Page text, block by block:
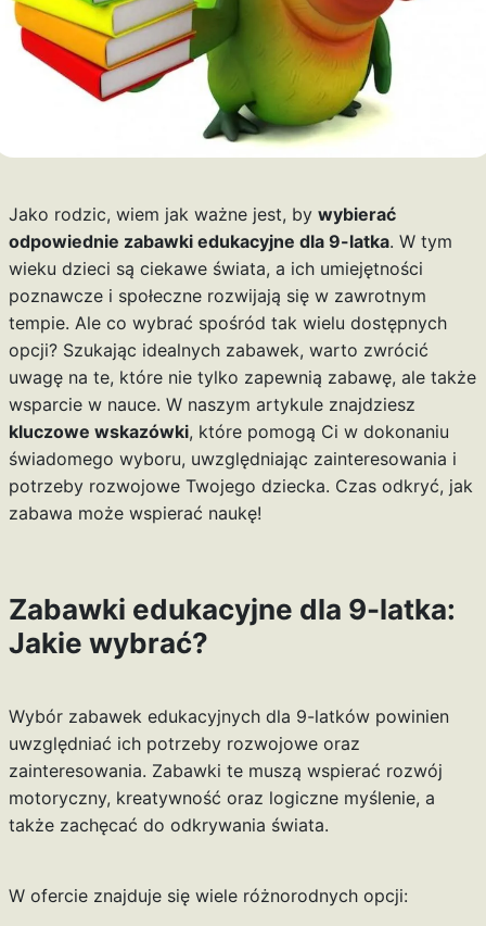
Jako rodzic, wiem jak ważne jest, by wybierać
odpowiednie zabawki edukacyjne dla 9-latka. W tym
wieku dzieci są ciekawe świata, a ich umiejętności
poznawcze i społeczne rozwijają się w zawrotnym
tempie. Ale co wybrać spośród tak wielu dostępnych
opcji? Szukając idealnych zabawek, warto zwrócić
uwagę na te, które nie tylko zapewnią zabawę, ale także
wsparcie w nauce. W naszym artykule znajdziesz
kluczowe wskazówki, które pomogą Ci w dokonaniu
świadomego wyboru, uwzględniając zainteresowania i
potrzeby rozwojowe Twojego dziecka. Czas odkryć, jak
zabawa może wspierać naukę!
Zabawki edukacyjne dla 9-latka:
Jakie wybrać?
Wybór zabawek edukacyjnych dla 9-latków powinien
uwzględniać ich potrzeby rozwojowe oraz
zainteresowania. Zabawki te muszą wspierać rozwój
motoryczny, kreatywność oraz logiczne myślenie, a
także zachęcać do odkrywania świata.
W ofercie znajduje się wiele różnorodnych opcji: